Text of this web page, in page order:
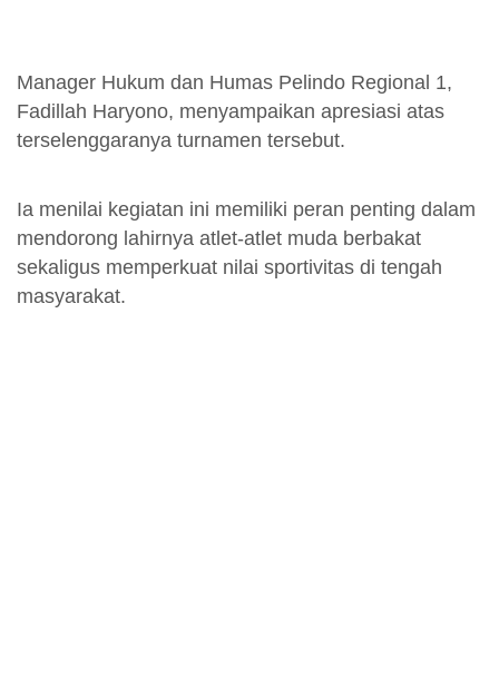
Manager Hukum dan Humas Pelindo Regional 1,
Fadillah Haryono, menyampaikan apresiasi atas
terselenggaranya turnamen tersebut.
Ia menilai kegiatan ini memiliki peran penting dalam
mendorong lahirnya atlet-atlet muda berbakat
sekaligus memperkuat nilai sportivitas di tengah
masyarakat.